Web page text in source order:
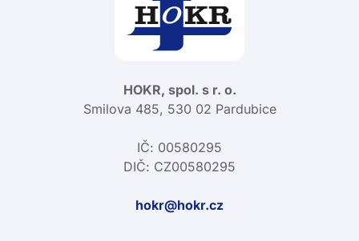
HOKR, spol. s r. o.
Smilova 485, 530 02 Pardubice
IČ: 00580295
DIČ: CZ00580295
hokr@hokr.cz